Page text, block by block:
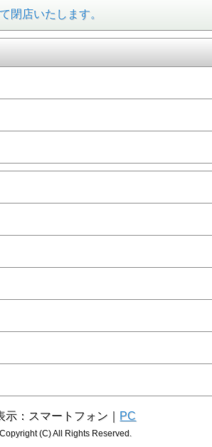
店いたします。
示：スマートフォン｜ PC
Copyright (C) All Rights Reserved.